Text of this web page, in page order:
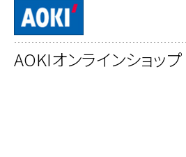
AOKIオンラインショップ